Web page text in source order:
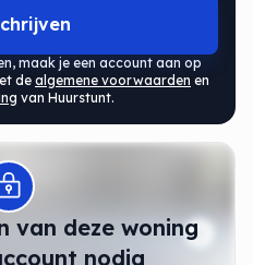
maak je een account aan op
de algemene voorwaarden en
van Huurstunt.
van deze woning
nodig
Modal openen